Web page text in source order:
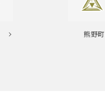
熊野町